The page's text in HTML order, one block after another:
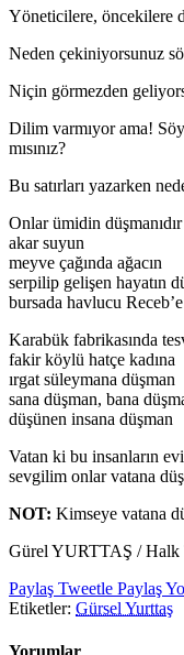
Yöneticilere, öncekilere
Neden çekiniyorsunuz
Niçin görmezden
Dilim varmıyor ama!
mısınız?
Bu satırları yazarken
Onlar ümidin
akar suyun
meyve çağında ağacın
serpilip gelişen hayatın
bursada havlucu Receb’e
Karabük fabrikasında
fakir köylü hatçe kadına
ırgat süleymana düşman
sana düşman, bana
düşünen insana düşman
Vatan ki bu insanların
sevgilim onlar vatana
NOT: Kimseye vatana
Gürel YURTTAŞ /
Paylaş Tweetle Paylaş
Etiketler: Gürsel Yurttaş
Yorumlar